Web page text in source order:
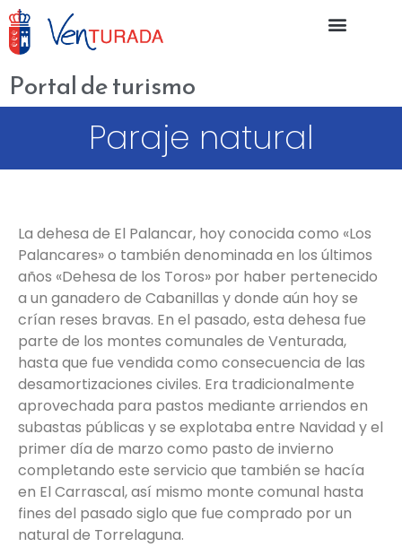
Portal de turismo
Paraje natural
La dehesa de El Palancar, hoy conocida como «Los
Palancares» o también denominada en los últimos
años «Dehesa de los Toros» por haber pertenecido
a un ganadero de Cabanillas y donde aún hoy se
crían reses bravas. En el pasado, esta dehesa fue
parte de los montes comunales de Venturada,
hasta que fue vendida como consecuencia de las
desamortizaciones civiles. Era tradicionalmente
aprovechada para pastos mediante arriendos en
subastas públicas y se explotaba entre Navidad y el
primer día de marzo como pasto de invierno
completando este servicio que también se hacía
en El Carrascal, así mismo monte comunal hasta
fines del pasado siglo que fue comprado por un
natural de Torrelaguna.